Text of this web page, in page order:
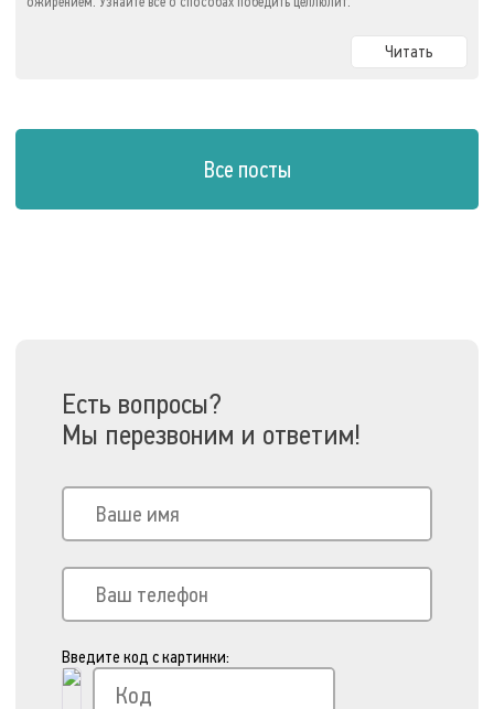
Читать
Все посты
Есть вопросы?
Мы перезвоним и ответим!
Введите код с картинки: